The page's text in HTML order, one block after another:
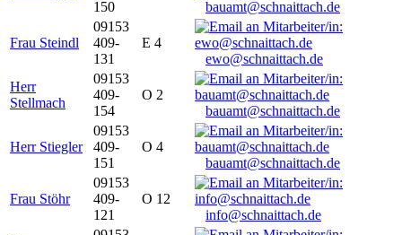
150
bauamt@schnaittach.de
Frau Steindl
09153
409-
131
E 4
ewo@schnaittach.de
Herr
Stellmach
09153
409-
154
O 2
bauamt@schnaittach.de
Herr Stiegler
09153
409-
151
O 4
bauamt@schnaittach.de
Frau Stöhr
09153
409-
121
O 12
info@schnaittach.de